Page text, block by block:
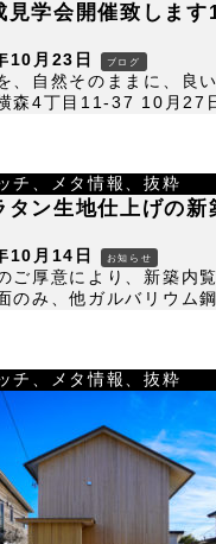
見学会開催致しま
10月23日 ブログ
、自然そのままに、
横森4丁目11-37 10月
チ、メタ情報、抜粋
タン生地仕上げの
10月14日 お知らせ
ご厚意により、新築内
のみ、他ガルバリウム
チ、メタ情報、抜粋